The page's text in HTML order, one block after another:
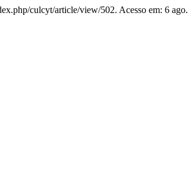
culcyt/article/view/502. Acesso em: 6 ago.